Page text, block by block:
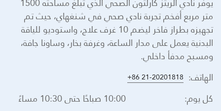
متر مربع أفخم تجربة نادي صحي في شنغهاي، حيث تم
تجهيزه بطراز فاخر ليضم 10 غرف علاج، واستوديو للياقة
البدنية يعمل على مدار الساعة، وغرفة بخار، وساونا جافة،
ومسبح مدفأ داخلي.
الهاتف: +86 21-20201818
كل يوم:
10:00 صباحًا حتى 10:30 مساءً